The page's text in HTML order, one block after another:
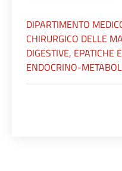
DIPARTIMENTO
CHIRURGICO DELLE
DIGESTIVE, EPATICHE
ENDOCRINO-